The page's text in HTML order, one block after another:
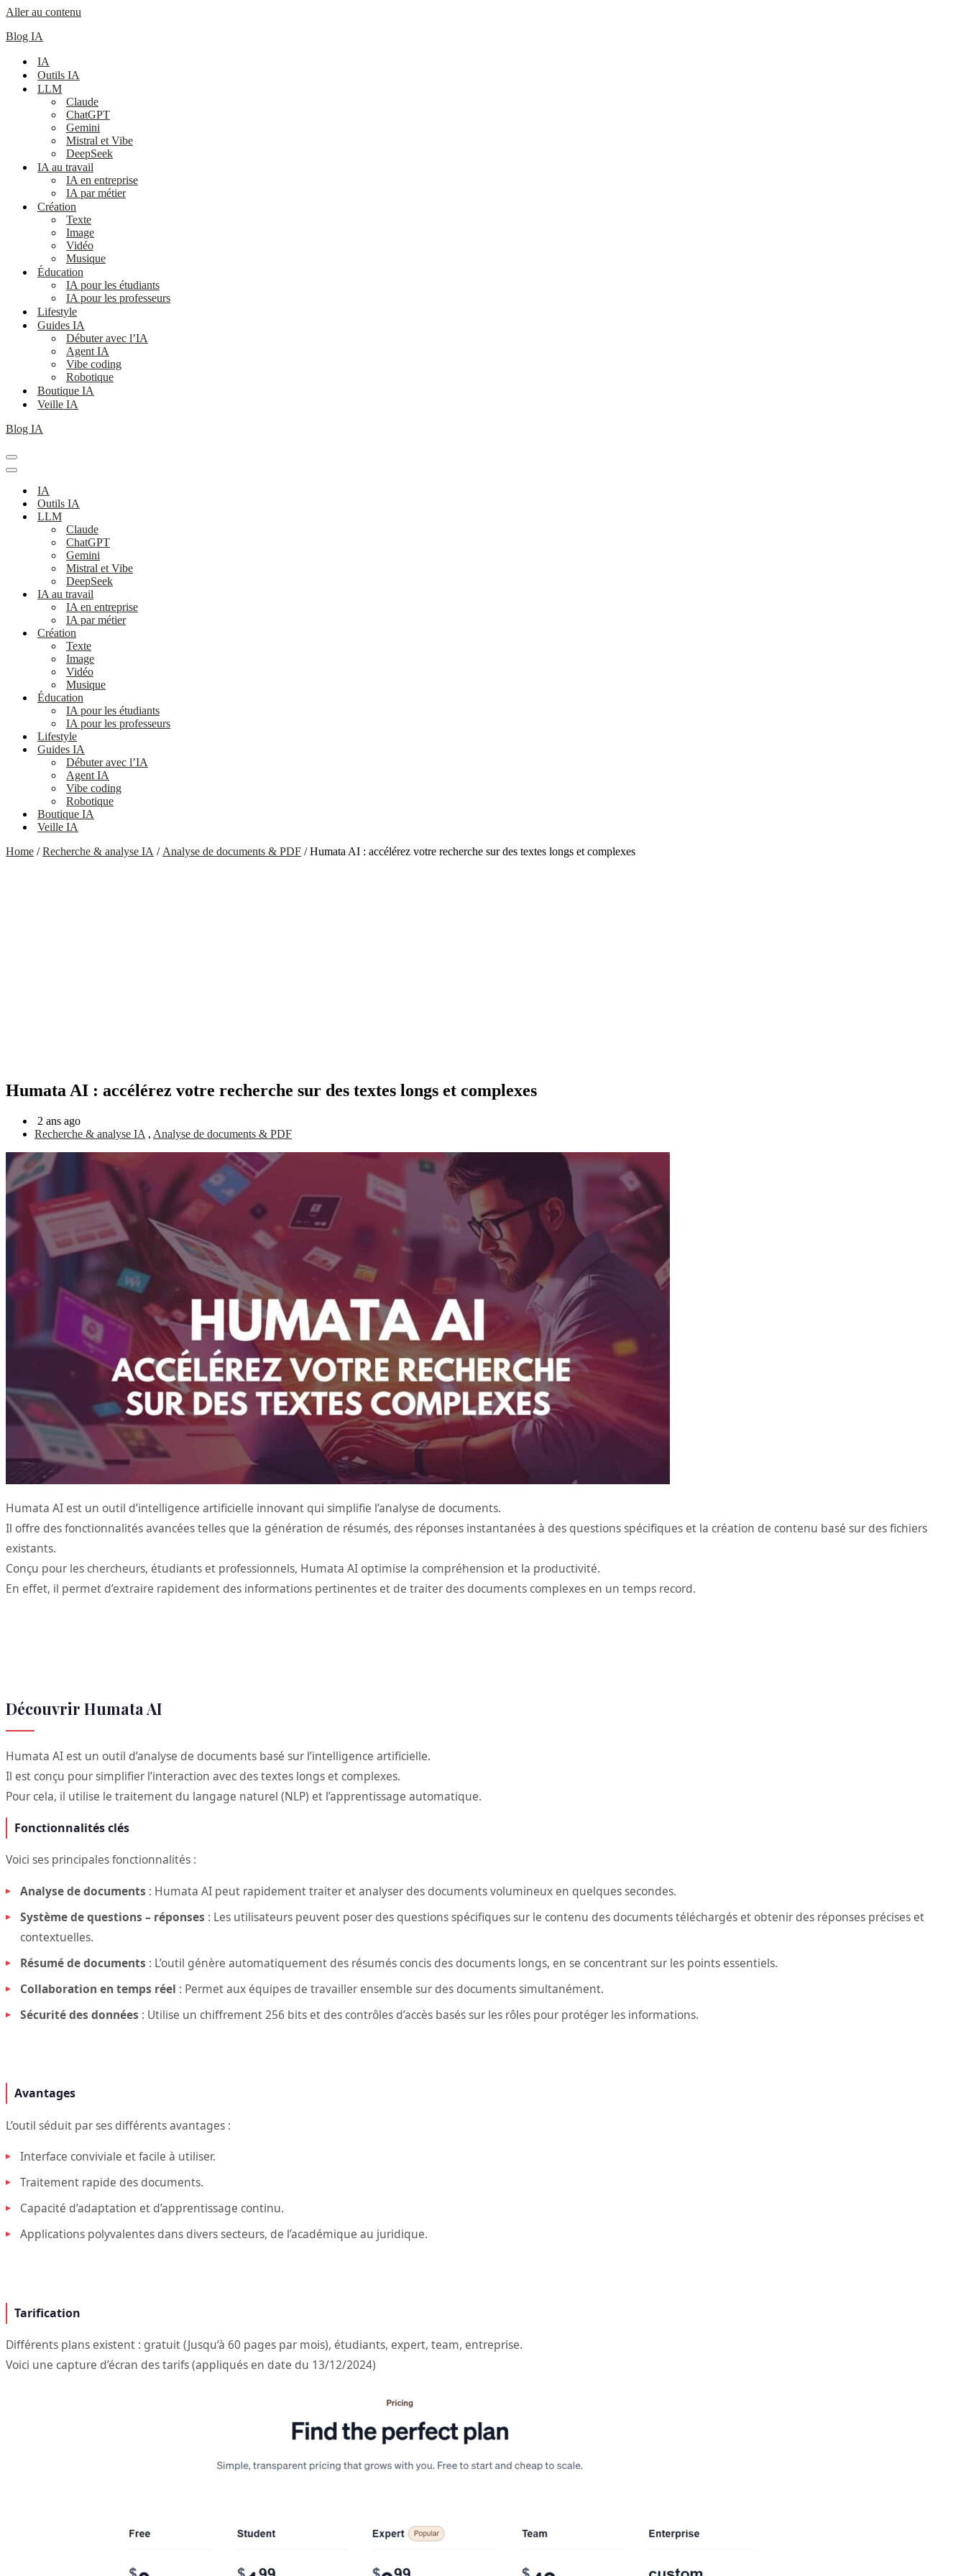
Aller au contenu
Blog IA
IA
Outils IA
LLM
Claude
ChatGPT
Gemini
Mistral et Vibe
DeepSeek
IA au travail
IA en entreprise
IA par métier
Création
Texte
Image
Vidéo
Musique
Éducation
IA pour les étudiants
IA pour les professeurs
Lifestyle
Guides IA
Débuter avec l’IA
Agent IA
Vibe coding
Robotique
Boutique IA
Veille IA
Blog IA
Menu
de
Menu
navigation
IA
Outils IA
LLM
Claude
ChatGPT
Gemini
Mistral et Vibe
DeepSeek
IA au travail
IA en entreprise
IA par métier
Création
Texte
Image
Vidéo
Musique
Éducation
IA pour les étudiants
IA pour les professeurs
Lifestyle
Guides IA
Débuter avec l’IA
Agent IA
Vibe coding
Robotique
Boutique IA
Veille IA
Home /Recherche & analyse IA / Analyse de documents & PDF / Humata AI : accélérez votre recherche sur des textes longs et complexes
Humata AI : accélérez votre recherche sur des textes longs et complexes
2 ans ago
Recherche & analyse IA , Analyse de documents & PDF
Humata AI est un outil d’intelligence artificielle innovant qui simplifie l’analyse de documents.
Il offre des fonctionnalités avancées telles que la génération de résumés, des réponses instantanées à des questions spécifiques et la création de contenu basé sur des fichiers
existants.
Conçu pour les chercheurs, étudiants et professionnels, Humata AI optimise la compréhension et la productivité.
En effet, il permet d’extraire rapidement des informations pertinentes et de traiter des documents complexes en un temps record.
Découvrir Humata AI
Humata AI est un outil d’analyse de documents basé sur l’intelligence artificielle.
Il est conçu pour simplifier l’interaction avec des textes longs et complexes.
Pour cela, il utilise le traitement du langage naturel (NLP) et l’apprentissage automatique.
Fonctionnalités clés
Voici ses principales fonctionnalités :
Analyse de documents : Humata AI peut rapidement traiter et analyser des documents volumineux en quelques secondes.
Système de questions – réponses : Les utilisateurs peuvent poser des questions spécifiques sur le contenu des documents téléchargés et obtenir des réponses précises et
contextuelles.
Résumé de documents : L’outil génère automatiquement des résumés concis des documents longs, en se concentrant sur les points essentiels.
Collaboration en temps réel : Permet aux équipes de travailler ensemble sur des documents simultanément.
Sécurité des données : Utilise un chiffrement 256 bits et des contrôles d’accès basés sur les rôles pour protéger les informations.
Avantages
L’outil séduit par ses différents avantages :
Interface conviviale et facile à utiliser.
Traitement rapide des documents.
Capacité d’adaptation et d’apprentissage continu.
Applications polyvalentes dans divers secteurs, de l’académique au juridique.
Tarification
Différents plans existent : gratuit (Jusqu’à 60 pages par mois), étudiants, expert, team, entreprise.
Voici une capture d’écran des tarifs (appliqués en date du 13/12/2024)